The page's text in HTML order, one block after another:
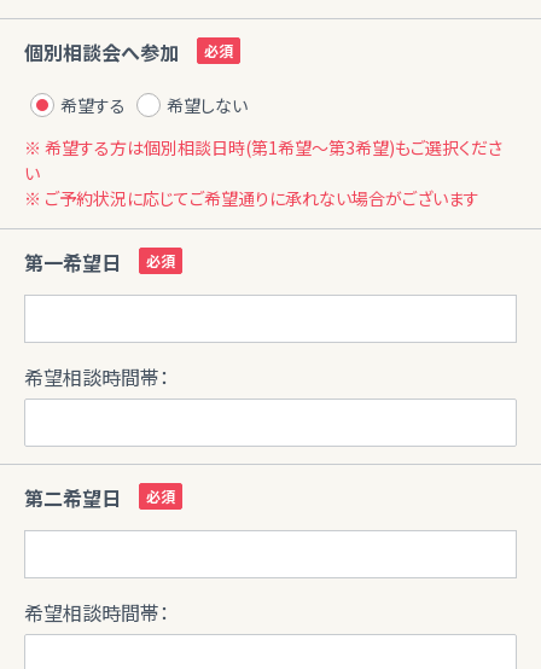
個別相談会へ参加
希望する
希望しない
※ 希望する方は個別相談日時(第1希望〜第3希望)もご選択くださ
い
※ ご予約状況に応じてご希望通りに承れない場合がございます
第一希望日
希望相談時間帯：
第二希望日
希望相談時間帯：